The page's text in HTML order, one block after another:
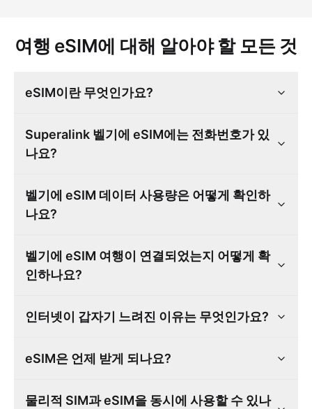
여행 eSIM에 대해 알아야 할 모든 것
eSIM이란 무엇인가요?
Superalink 벨기에 eSIM에는 전화번호가 있
나요?
벨기에 eSIM 데이터 사용량은 어떻게 확인하
나요?
벨기에 eSIM 여행이 연결되었는지 어떻게 확
인하나요?
인터넷이 갑자기 느려진 이유는 무엇인가요?
eSIM은 언제 받게 되나요?
물리적 SIM과 eSIM을 동시에 사용할 수 있나